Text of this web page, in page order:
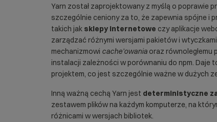
Yarn został zaprojektowany z myślą o poprawie
szczególnie ceniony za to, że zapewnia spójne i
takich jak sklepy internetowe czy aplikacje
zarządzać różnymi wersjami pakietów i
mechanizmowi cache’owania oraz
instalacji zależności w porównaniu do npm.
projektem, co jest szczególnie ważne w dużych
Inną ważną cechą Yarn jest deterministyczne
zestawem plików na każdym komputerze, na
różnicami w wersjach bibliotek.